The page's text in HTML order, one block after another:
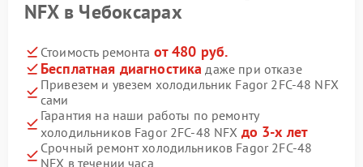
NFX в Чебоксарах
Стоимость ремонта от 480 руб.
Бесплатная диагностика даже при отказе
Привезем и увезем холодильник Fagor 2FC-48 NFX
сами
Гарантия на наши работы по ремонту
холодильников Fagor 2FC-48 NFX до 3-х лет
Срочный ремонт холодильников Fagor 2FC-48
NFX в течении часа